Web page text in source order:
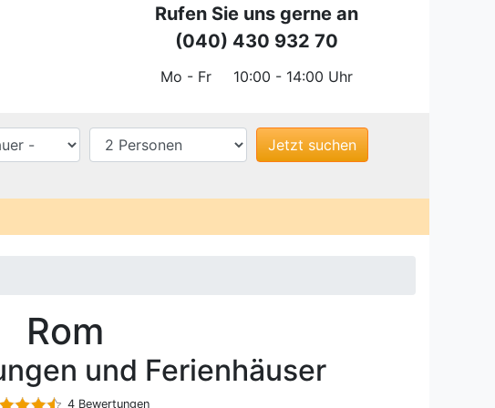
Rufen Sie uns gerne an
(040) 430 932 70
Mo - Fr 10:00 - 14:00 Uhr
Rom
und Ferienhäuser
4 Bewertungen